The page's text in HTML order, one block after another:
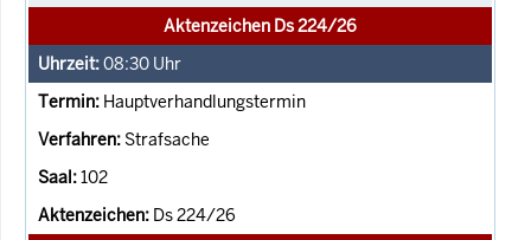
Aktenzeichen Ds 224/26
08:30 Uhr
Hauptverhandlungstermin
Strafsache
102
Ds 224/26